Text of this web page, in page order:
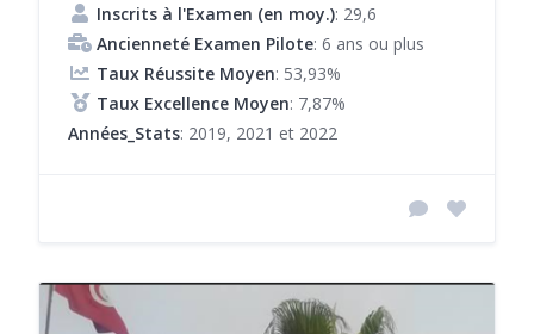
Inscrits à l'Examen (en moy.): 29,6
Ancienneté Examen Pilote: 6 ans ou plus
Taux Réussite Moyen: 53,93%
Taux Excellence Moyen: 7,87%
Années_Stats: 2019, 2021 et 2022